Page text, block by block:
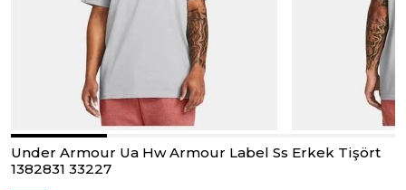
Under Armour Ua Hw Armour Label Ss Erkek Tişört
1382831 33227